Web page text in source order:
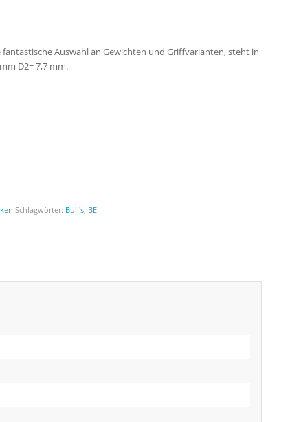
fantastische Auswahl an Gewichten und Griffvarianten, steht in
D2= 7,7 mm.
Schlagwörter: Bull's BE